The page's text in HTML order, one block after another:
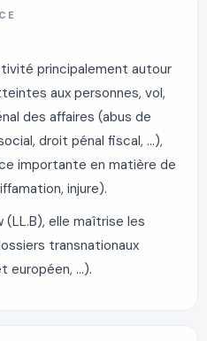
principalement autour
aux personnes, vol,
des affaires (abus de
droit pénal fiscal, ...),
importante en matière de
injure).
(LL.B), elle maîtrise les
transnationaux
européen, ...).